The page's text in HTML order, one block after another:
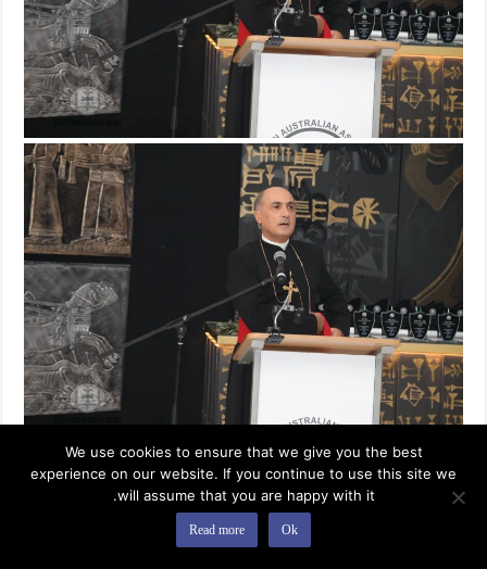
We use cookies to ensure that we give you the best
experience on our website. If you continue to use this site we
will assume that you are happy with it.
Ok
Read more